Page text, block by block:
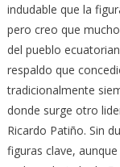
indudable que la
pero creo que
del pueblo
respaldo que
tradicionalmente
donde surge otro
Ricardo Patiño. Sin
figuras clave,